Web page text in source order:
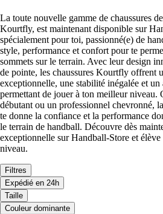
La toute nouvelle gamme de chaussures
Kourtfly, est maintenant disponible sur
spécialement pour toi, passionné(e) de
style, performance et confort pour te
sommets sur le terrain. Avec leur design
de pointe, les chaussures Kourtfly offrent
exceptionnelle, une stabilité inégalée et
permettant de jouer à ton meilleur niveau.
débutant ou un professionnel chevronné,
te donne la confiance et la performance
le terrain de handball. Découvre dès
exceptionnelle sur Handball-Store et
niveau.
Filtres
Expédié en 24h
Taille
Couleur dominante